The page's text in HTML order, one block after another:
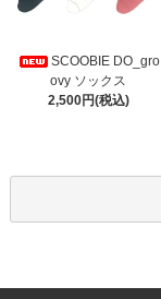
SCOOBIE DO_gro
ovy ソックス
2,500円(税込)